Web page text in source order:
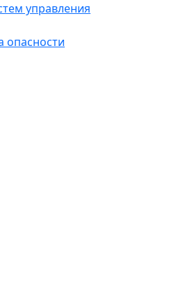
управления
опасности